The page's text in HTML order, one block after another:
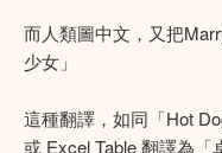
而人類圖中文，又把
少女」
這種翻譯，如同「Hot
或 Excel Table 翻譯為「